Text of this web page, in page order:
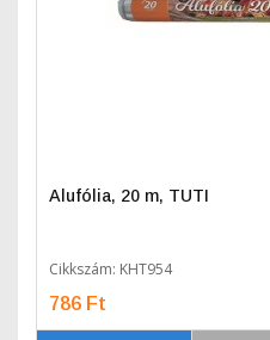
Alufólia, 20 m, TUTI
Cikkszám: KHT954
786 Ft